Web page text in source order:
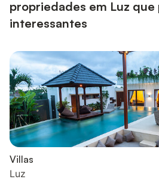
propriedades em Luz que
interessantes
Villas
Luz